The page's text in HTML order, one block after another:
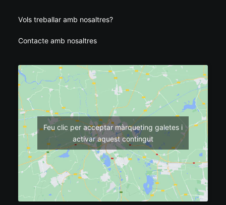
Vols treballar amb nosaltres?
Contacte amb nosaltres
Feu clic per acceptar màrqueting galetes i
activar aquest contingut